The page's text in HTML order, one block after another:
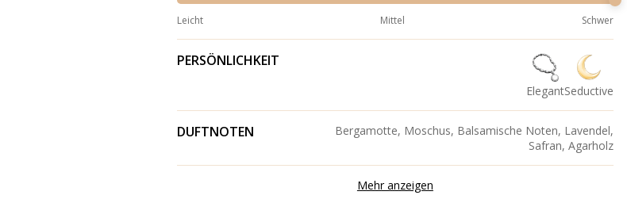
Leicht Mittel Schwer
PERSÖNLICHKEIT
ElegantSeductive
DUFTNOTEN
Bergamotte, Moschus, Balsamische Noten, Lavendel,
Safran, Agarholz
Mehr anzeigen